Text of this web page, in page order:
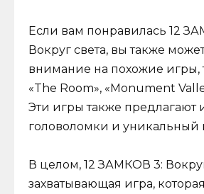
Если вам понравилась 12
Вокруг света, вы также
внимание на похожие игры,
«The Room», «Monument
Эти игры также предлагают
головоломки и уникальный
В целом, 12 ЗАМКОВ 3:
захватывающая игра,